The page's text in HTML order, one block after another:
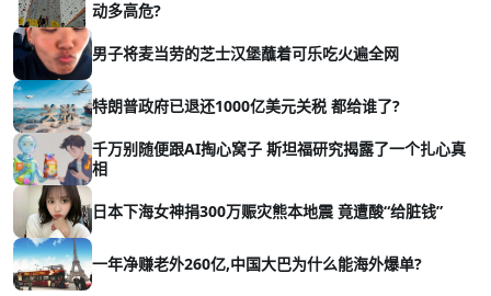
动多高危?
男子将麦当劳的芝士汉堡蘸着可乐吃火遍全网
特朗普政府已退还1000亿美元关税 都给谁了?
千万别随便跟AI掏心窝子 斯坦福研究揭露了一个扎心真
相
日本下海女神捐300万赈灾熊本地震 竟遭酸“给脏钱”
一年净赚老外260亿,中国大巴为什么能海外爆单?